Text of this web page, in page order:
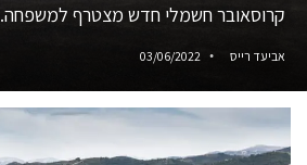
קרוסאובר חשמלי חדש מצטרף למשפחה.
אביעד רייס 03/06/2022